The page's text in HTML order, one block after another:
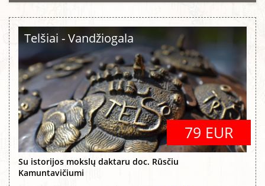
Telšiai - Vandžiogala
79 EUR
Su istorijos mokslų daktaru doc. Rūsčiu
Kamuntavičiumi